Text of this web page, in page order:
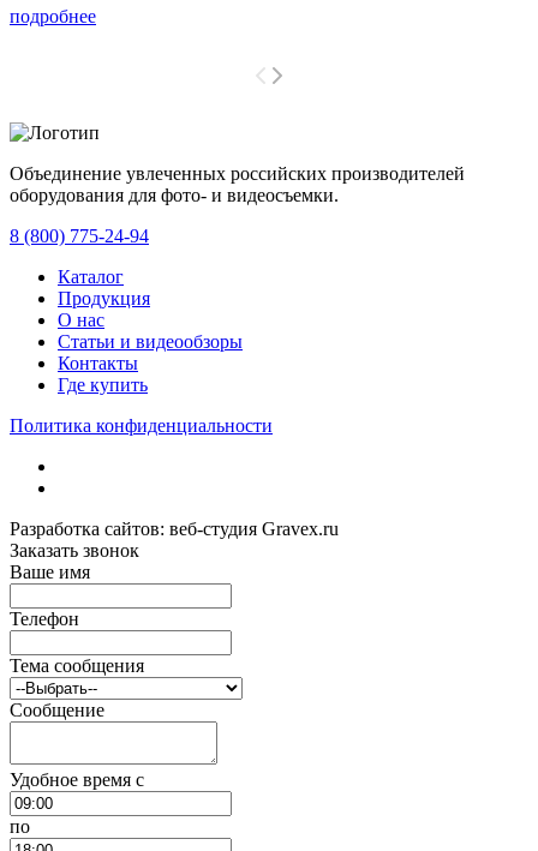
подробнее
Объединение увлеченных российских производителей
оборудования для фото- и видеосъемки.
8 (800) 775-24-94
Каталог
Продукция
О нас
Статьи и видеообзоры
Контакты
Где купить
Политика конфиденциальности
Разработка сайтов: веб-студия Gravex.ru
Заказать звонок
Ваше имя
Телефон
Тема сообщения
Сообщение
Удобное время c
по